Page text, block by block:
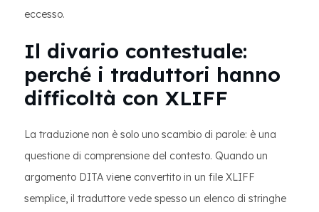
eccesso.
Il divario contestuale:
perché i traduttori hanno
difficoltà con XLIFF
La traduzione non è solo uno scambio di parole: è una
questione di comprensione del contesto. Quando un
argomento DITA viene convertito in un file XLIFF
semplice, il traduttore vede spesso un elenco di stringhe